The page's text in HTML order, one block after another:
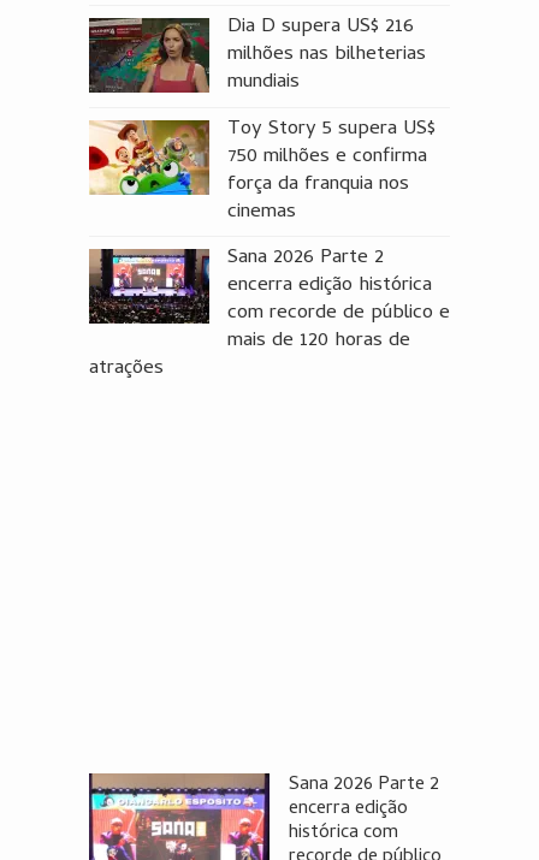
Dia D supera US$ 216
milhões nas bilheterias
mundiais
Toy Story 5 supera US$
750 milhões e confirma
força da franquia nos
cinemas
Sana 2026 Parte 2
encerra edição histórica
com recorde de público e
mais de 120 horas de
atrações
Sana 2026 Parte 2
encerra edição
histórica com